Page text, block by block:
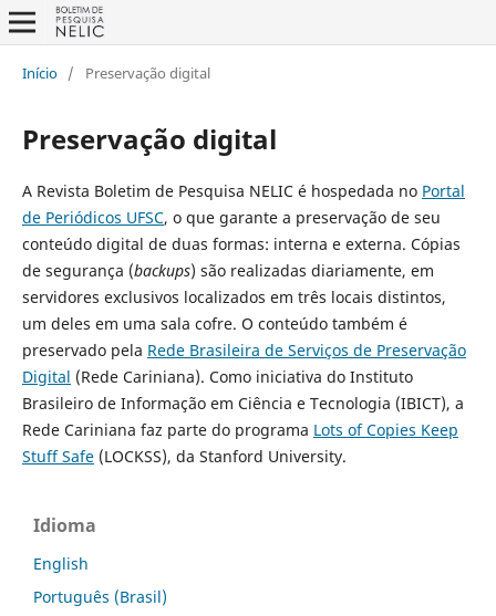
Início / Preservação digital
Preservação digital
A Revista Boletim de Pesquisa NELICé hospedada no Portal
de Periódicos UFSC, o que garante a preservação de seu
conteúdo digital de duas formas: interna e externa. Cópias
de segurança (backups) são realizadas diariamente, em
servidores exclusivos localizados em três locais distintos,
um deles em uma sala cofre. O conteúdo também é
preservado pela Rede Brasileira de Serviços de Preservação
Digital (Rede Cariniana). Como iniciativa do Instituto
Brasileiro de Informação em Ciência e Tecnologia (IBICT), a
Rede Cariniana faz parte do programa Lots of Copies Keep
Stuff Safe(LOCKSS), da Stanford University.
Idioma
English
Português (Brasil)